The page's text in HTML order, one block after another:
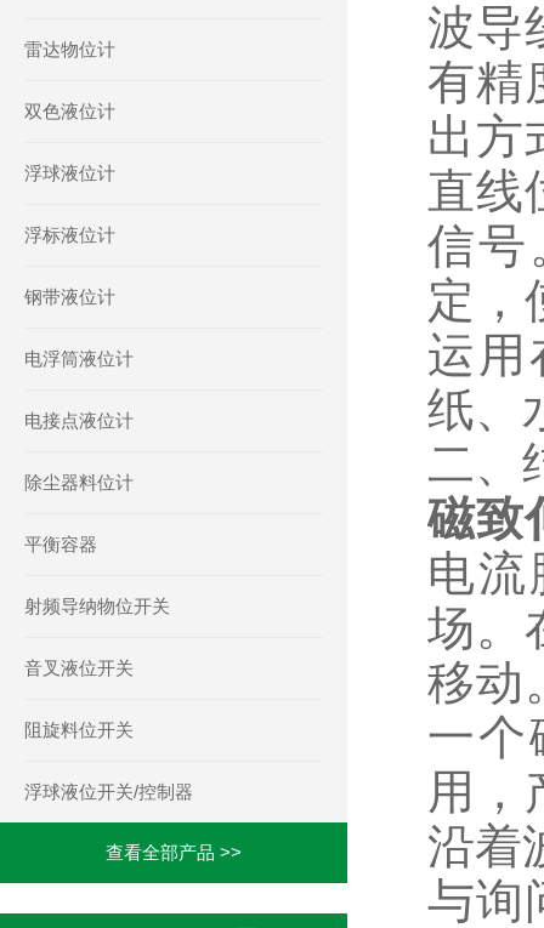
雷达物位计
双色液位计
浮球液位计
浮标液位计
钢带液位计
电浮筒液位计
电接点液位计
除尘器料位计
平衡容器
射频导纳物位开关
音叉液位开关
阻旋料位开关
浮球液位开关/控制器
查看全部产品 >>
波导
有精
出方
直线
信号
定，
运用
纸、
二、
磁致
电
场。
移动
一个
用，
沿着
与询